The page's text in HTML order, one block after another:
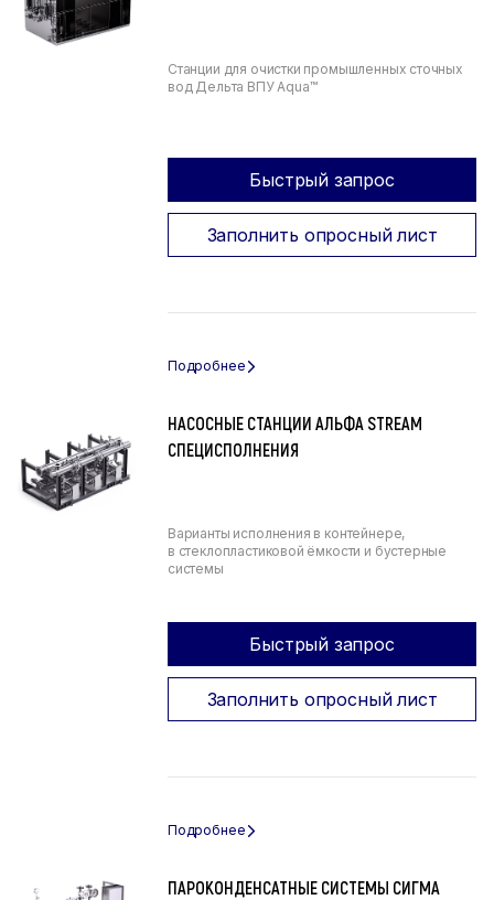
Станции для очистки промышленных сточных
вод Дельта ВПУ Aqua™
Быстрый запрос
Заполнить опросный лист
НАСОСНЫЕ СТАНЦИИ АЛЬФА STREAM
СПЕЦИСПОЛНЕНИЯ
Варианты исполнения в контейнере,
в стеклопластиковой ёмкости и бустерные
системы
Быстрый запрос
Заполнить опросный лист
ПАРОКОНДЕНСАТНЫЕ СИСТЕМЫ СИГМА